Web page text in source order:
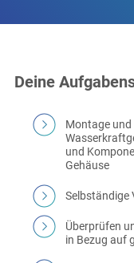
Deine
Montage und
und
Gehäuse
Selbständige
Überprüfen
in Bezug auf